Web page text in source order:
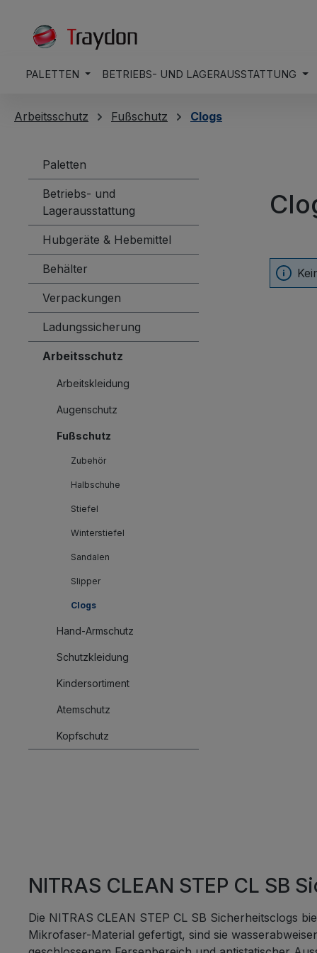
PALETTEN BETRIEBS- UND LAGERAUSSTATTUNG
Arbeitsschutz Fußschutz Clogs
Paletten
Betriebs- und
Lagerausstattung
Hubgeräte & Hebemittel
Behälter
Verpackungen
Ladungssicherung
Arbeitsschutz
Arbeitskleidung
Augenschutz
Fußschutz
Zubehör
Halbschuhe
Stiefel
Winterstiefel
Sandalen
Slipper
Clogs
Hand-Armschutz
Schutzkleidung
Kindersortiment
Atemschutz
Kopfschutz
NITRAS CLEAN STEP CL SB
Die NITRAS CLEAN STEP CL SB Sicherheitsclogs
Mikrofaser-Material gefertigt, sind sie